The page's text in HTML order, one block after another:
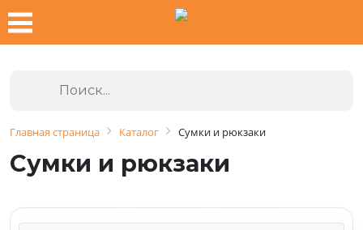
Главная страница Каталог Сумки и рюкзаки
Сумки и рюкзаки